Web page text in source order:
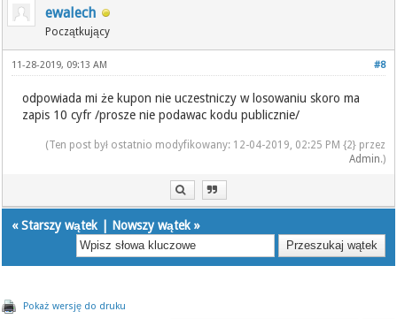
ewalech
Początkujący
#8
11-28-2019, 09:13 AM
odpowiada mi że kupon nie uczestniczy w losowaniu skoro ma
zapis 10 cyfr /prosze nie podawac kodu publicznie/
(Ten post był ostatnio modyfikowany: 12-04-2019, 02:25 PM {2} przez
Admin.)
«Starszy wątek Nowszy wątek »
Pokaż wersję do druku